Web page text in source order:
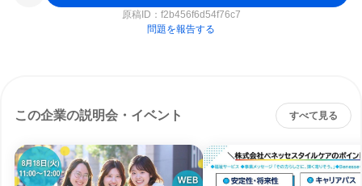
原稿ID： f2b456f6d54f76c7
問題を報告する
この企業の説明会・イベント すべて見る